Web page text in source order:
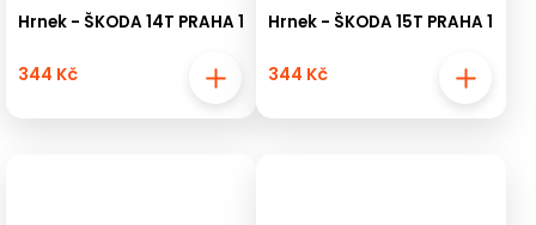
Hrnek - ŠKODA 14T PRAHA 1
344 Kč
Hrnek - ŠKODA 15T PRAHA 1
344 Kč